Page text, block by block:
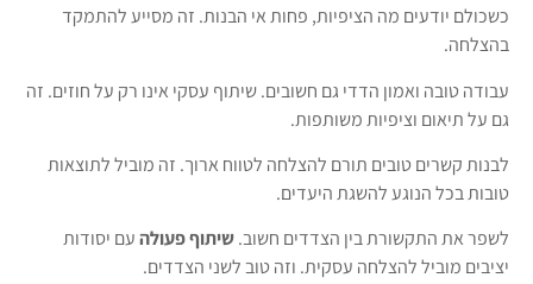
כשכולם יודעים מה הציפיות, פחות אי הבנות. זה מסייע להתמקד
בהצלחה.
עבודה טובה ואמון הדדי גם חשובים. שיתוף עסקי אינו רק על חוזים. זה
גם על תיאום וציפיות משותפות.
לבנות קשרים טובים תורם להצלחה לטווח ארוך. זה מוביל לתוצאות
טובות בכל הנוגע להשגת היעדים.
לשפר את התקשורת בין הצדדים חשוב.שיתוף פעולהעם יסודות
יציבים מוביל להצלחה עסקית. וזה טוב לשני הצדדים.